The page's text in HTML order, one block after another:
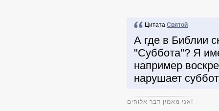
Цитата Святой
А где в Библии
"Суббота"? Я
например
нарушает
אני מאמין דבר אלוהים!